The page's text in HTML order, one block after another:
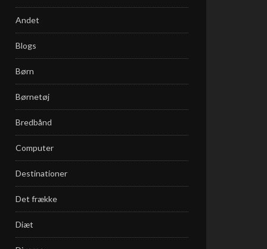
Andet
Blogs
Børn
Børnetøj
Bredbånd
Computer
Destinationer
Det frække
Diæt